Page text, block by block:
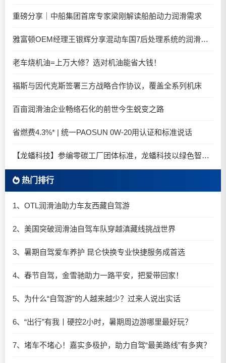
重磅分享｜中船集团首席专家梁刚解读船舶动力润滑需求
雅富顿OEM经理王银辉分享混动车国7后处理系统的润滑油要求
老车烧机油=上万大修？选对机油能省大钱！
福斯与因代克斯签署三方战略合作协议，覆盖全系列机床
百亩润滑油企业畅络石化的前世今生蜕变之路
省燃费4.3%* | 统一PAOSUN 0W-20用认证和标准说话
【龙蟠科技】参编零碳工厂团体标准，龙蟠科技以绿色智造锚定零碳未来
热门排行
1、OTL润滑油助力车友西藏自驾游
2、美国突破润滑油自驾车队穿越滇藏线挑战世界
3、暑期自驾爱车养护 昆仑快换专业快捷服务成首选
4、春节自驾，金雪驰助力一路平安，把爱带回家！
5、为什么“自驾游”的人越来越少？过来人说出实话
6、“出行”有我丨硬控2小时，暑期周边游哪里最好玩？
7、堵车不堵心！嘉实多极护，助力自驾“最美路线”有多爽？